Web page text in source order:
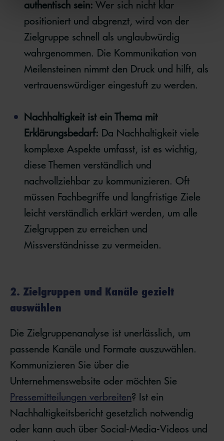
authentisch sein: Wer sich nicht klar
positioniert und abgrenzt, wird von der
Zielgruppe schnell als unglaubwürdig
wahrgenommen. Die Kommunikation von
Meilensteinen nimmt den Druck und hilft, als
vertrauenswürdiger eingestuft zu werden.
Nachhaltigkeit ist ein Thema mit
Erklärungsbedarf: Da Nachhaltigkeit viele
komplexe Aspekte umfasst, ist es wichtig,
diese Themen verständlich und
nachvollziehbar zu kommunizieren. Oft
müssen Fachbegriffe und langfristige Ziele
leicht verständlich erklärt werden, um alle
Zielgruppen zu erreichen und
Missverständnisse zu vermeiden.
2. Zielgruppen und Kanäle gezielt
auswählen
Die Zielgruppenanalyse ist unerlässlich, um
passende Kanäle und Formate auszuwählen.
Kommunizieren Sie über die
Unternehmenswebsite oder möchten Sie
Pressemitteilungen verbreiten? Ist ein
Nachhaltigkeitsbericht gesetzlich notwendig
oder kann auch über Social-Media-Videos und